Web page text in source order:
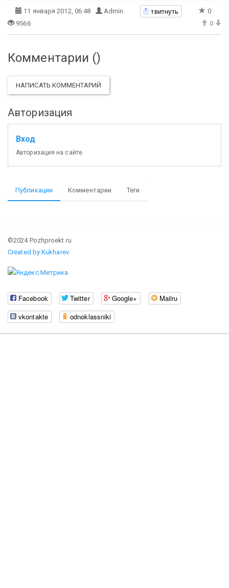
11 января 2012, 06:48 Admin твитнуть
0
9566
0
Комментарии ()
НАПИСАТЬ КОММЕНТАРИЙ
Авторизация
Вход
Авторизация на сайте.
Публикации Комментарии Теги
©2024 Pozhproekt.ru
Created by Kukharev
Facebook Twitter Google+
Mailru
vkontakte
odnoklassniki